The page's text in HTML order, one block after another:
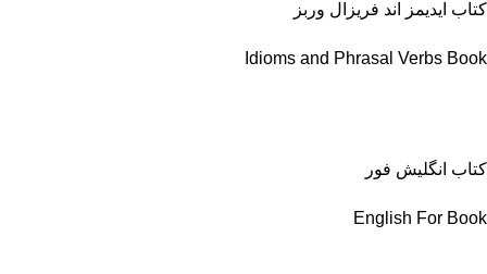
کتاب ایدیمز اند فریزال وربز
Idioms and Phrasal Verbs Book
کتاب انگلیش فور
English For Book